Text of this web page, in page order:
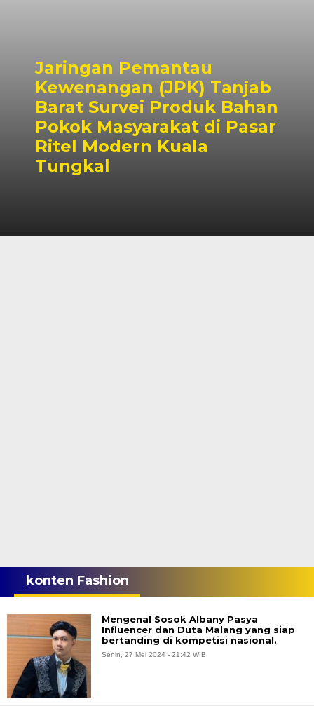
Jaringan Pemantau
Kewenangan (JPK) Tanjab
Barat Survei Produk Bahan
Pokok Masyarakat di Pasar
Ritel Modern Kuala
Tungkal
konten Fashion
Mengenal Sosok Albany Pasya
Influencer dan Duta Malang yang siap
bertanding di kompetisi nasional.
Senin, 27 Mei 2024 - 21:42 WIB